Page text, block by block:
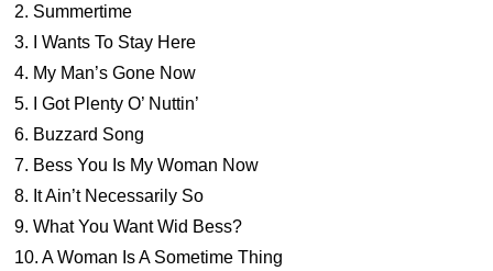
2. Summertime
3. I Wants To Stay Here
4. My Man’s Gone Now
5. I Got Plenty O’ Nuttin’
6. Buzzard Song
7. Bess You Is My Woman Now
8. It Ain’t Necessarily So
9. What You Want Wid Bess?
10. A Woman Is A Sometime Thing